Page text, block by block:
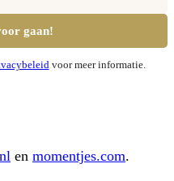
voor meer informatie.
en momentjes.com.